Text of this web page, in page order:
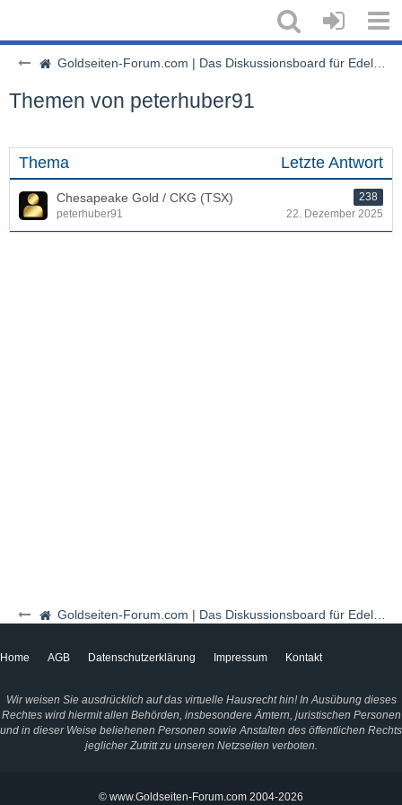
Goldseiten-Forum.com | Das Diskussionsboard für Edelmetalle & Rohstoffe
Goldseiten-Forum.com | Das Diskussionsboard für Edelmetalle & Rohstoffe
Themen von peterhuber91
Thema Letzte Antwort
Chesapeake Gold / CKG (TSX)
238
peterhuber91
22. Dezember 2025
Home AGB Datenschutzerklärung Impressum Kontakt
Wir weisen Sie ausdrücklich auf das virtuelle Hausrecht hin! In Ausübung dieses
Rechtes wird hiermit allen Behörden, insbesondere Ämtern, juristischen Personen
und in dieser Weise beliehenen Personen sowie Anstalten des öffentlichen Rechts
jeglicher Zutritt zu unseren Netzseiten verboten.
© www.Goldseiten-Forum.com 2004-2026